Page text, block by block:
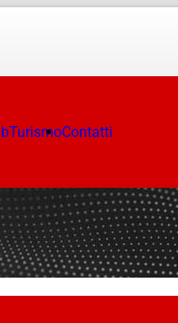
TurismoContatti